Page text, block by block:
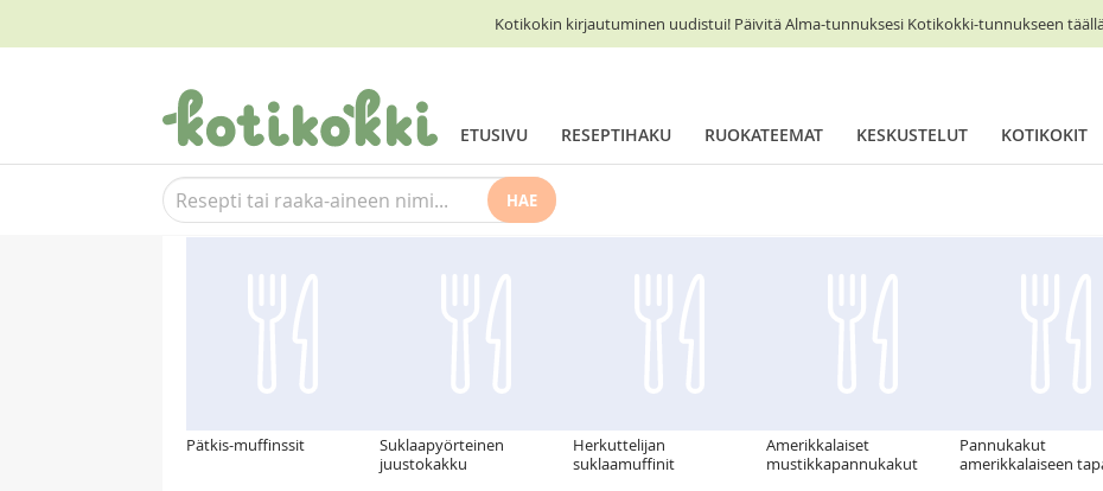
Kotikokin kirjautuminen uudistui! Päivitä Alma-tunnuksesi Kotikokki-tunnukseen
ETUSIVU RESEPTIHAKU RUOKATEEMAT KESKUSTELUT KOTIKOKIT
HAE
Suosittelemme myös
Pätkis-muffinssit
Suklaapyörteinen
juustokakku
Herkuttelijan
suklaamuffinit
Amerikkalaiset
mustikkapannukakut
Pannukakut
amerikkalaiseen